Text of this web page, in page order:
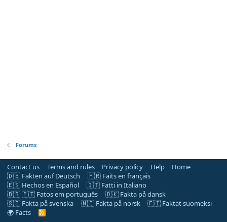
Forums
Contact us Terms and rules Privacy policy Help
Home
🇩🇪 Fakten auf Deutsch
🇫🇷 Faits en français
🇪🇸 Hechos en Español
🇮🇹 Fatti in Italiano
🇧🇷 🇵🇹 Fatos em português
🇩🇰 Fakta på dansk
🇸🇪 Fakta på svenska
🇳🇴 Fakta på norsk
🇫🇮 Faktat suomeksi
🌍 Facts
R